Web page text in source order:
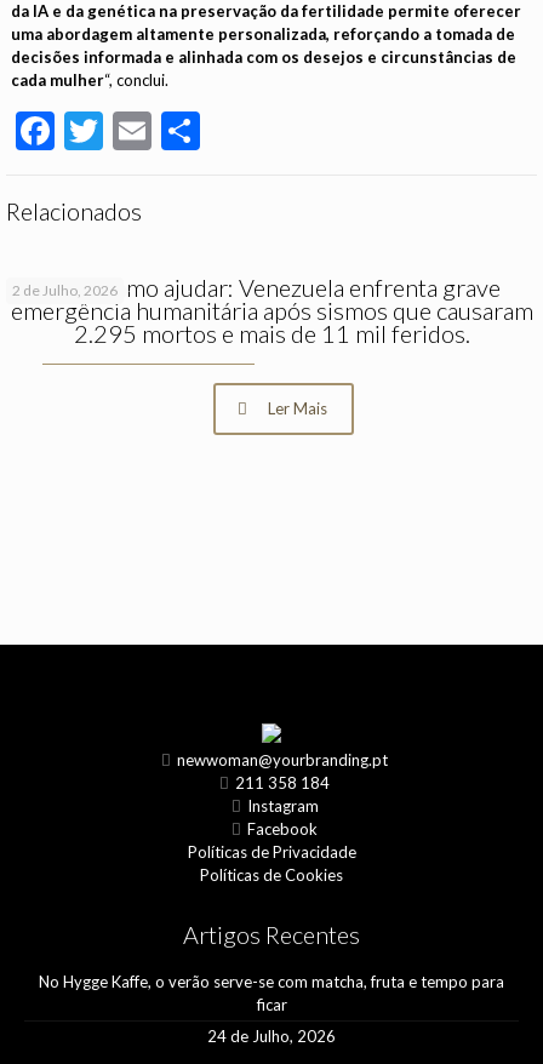
da IA e da genética na preservação da fertilidade permite oferecer
uma abordagem altamente personalizada, reforçando a tomada de
decisões informada e alinhada com os desejos e circunstâncias de
cada mulher“, conclui.
Facebook
Twitter
Email
Relacionados
2 de Julho, 2026
Saiba como ajudar: Venezuela enfrenta grave
emergência humanitária após sismos que causaram
2.295 mortos e mais de 11 mil feridos.
Ler Mais
newwoman@yourbranding.pt
211 358 184
Instagram
Facebook
Políticas de Privacidade
Políticas de Cookies
Artigos Recentes
No Hygge Kaffe, o verão serve-se com matcha, fruta e tempo para
ficar
24 de Julho, 2026